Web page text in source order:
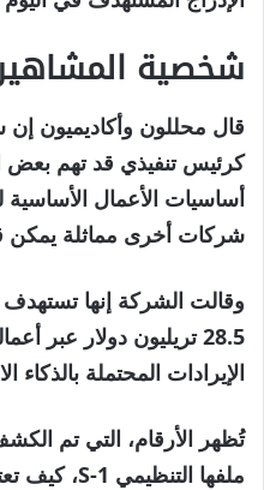
شخصية
قال محللون وأكاديميون
كرئيس تنفيذي قد تهم بعض
شركات أخرى مماثلة يمكن
وقالت الشركة إنها تستهدف
28.5 تريليون دولار عبر
الإيرادات المحتملة بالذكاء
تُظهر الأرقام، التي تم